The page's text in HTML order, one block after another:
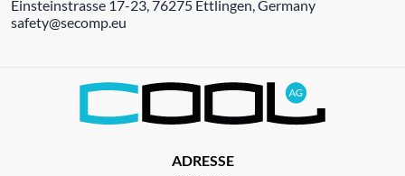
Einsteinstrasse 17-23, 76275 Ettlingen, Germany
safety@secomp.eu
ADRESSE